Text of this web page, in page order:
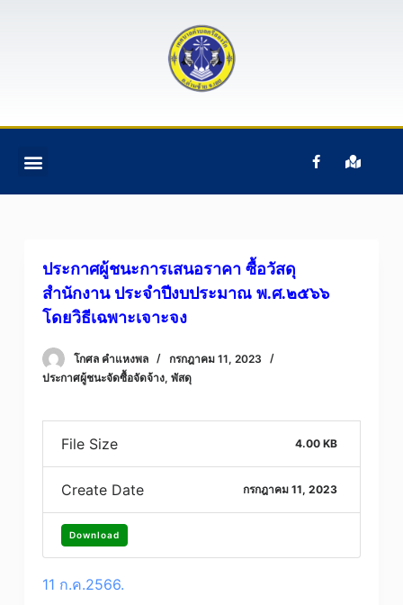
c
ประกาศผู้ชนะการเสนอราคา ซื้อวัสดุ
สำนักงาน ประจำปีงบประมาณ พ.ศ.๒๕๖๖
โดยวิธีเฉพาะเจาะจง
โกศล คําแหงพล
กรกฎาคม 11, 2023
ประกาศผู้ชนะจัดซื้อจัดจ้าง, พัสดุ
File Size 4.00 KB
Create Date กรกฎาคม 11, 2023
Download
11 ก.ค.2566.